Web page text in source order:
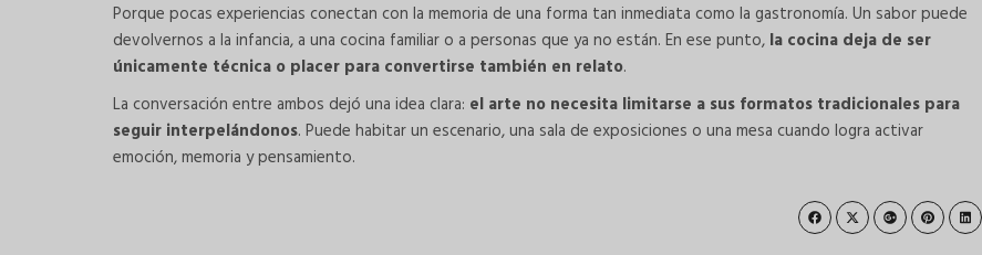
Porque pocas experiencias conectan con la memoria de una forma tan inmediata como la gastronomía. Un sabor puede
devolvernos a la infancia, a una cocina familiar o a personas que ya no están. En ese punto, la cocina deja de ser
únicamente técnica o placer para convertirse también en relato.
La conversación entre ambos dejó una idea clara: el arte no necesita limitarse a sus formatos tradicionales para
seguir interpelándonos. Puede habitar un escenario, una sala de exposiciones o una mesa cuando logra activar
emoción, memoria y pensamiento.